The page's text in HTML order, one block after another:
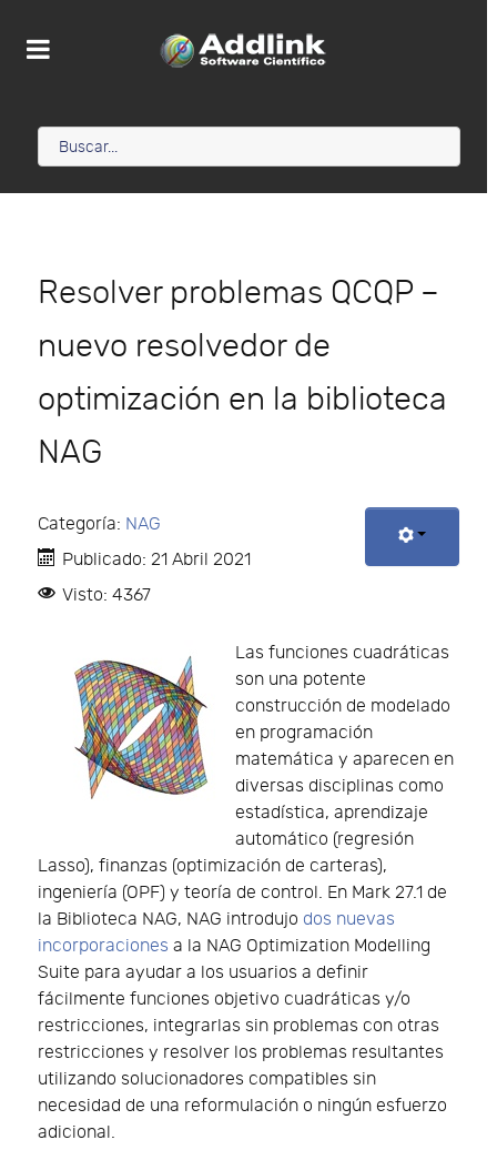
Resolver problemas QCQP –
nuevo resolvedor de
optimización en la biblioteca
NAG
Categoría: NAG
Publicado: 21 Abril 2021
Visto: 4367
Las funciones cuadráticas
son una potente
construcción de modelado
en programación
matemática y aparecen en
diversas disciplinas como
estadística, aprendizaje
automático (regresión
Lasso), finanzas (optimización de carteras),
ingeniería (OPF) y teoría de control. En Mark 27.1 de
la Biblioteca NAG, NAG introdujo dos nuevas
incorporaciones a la NAG Optimization Modelling
Suite para ayudar a los usuarios a definir
fácilmente funciones objetivo cuadráticas y/o
restricciones, integrarlas sin problemas con otras
restricciones y resolver los problemas resultantes
utilizando solucionadores compatibles sin
necesidad de una reformulación o ningún esfuerzo
adicional.